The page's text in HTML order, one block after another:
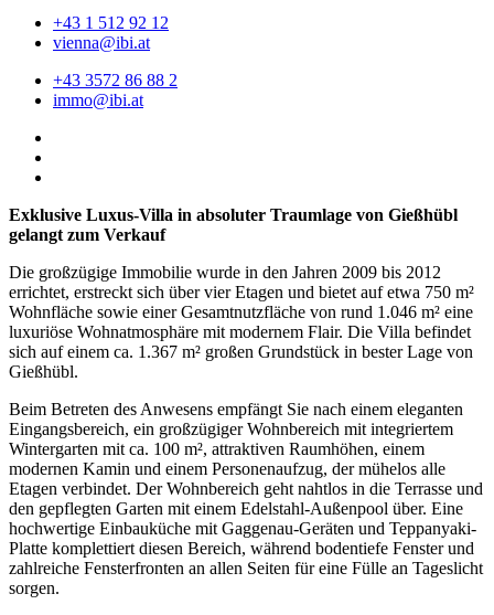
+43 1 512 92 12
vienna@ibi.at
+43 3572 86 88 2
immo@ibi.at
Exklusive Luxus-Villa in absoluter Traumlage von Gießhübl
gelangt zum Verkauf
Die großzügige Immobilie wurde in den Jahren 2009 bis 2012
errichtet, erstreckt sich über vier Etagen und bietet auf etwa 750 m²
Wohnfläche sowie einer Gesamtnutzfläche von rund 1.046 m² eine
luxuriöse Wohnatmosphäre mit modernem Flair. Die Villa befindet
sich auf einem ca. 1.367 m² großen Grundstück in bester Lage von
Gießhübl.
Beim Betreten des Anwesens empfängt Sie nach einem eleganten
Eingangsbereich, ein großzügiger Wohnbereich mit integriertem
Wintergarten mit ca. 100 m², attraktiven Raumhöhen, einem
modernen Kamin und einem Personenaufzug, der mühelos alle
Etagen verbindet. Der Wohnbereich geht nahtlos in die Terrasse und
den gepflegten Garten mit einem Edelstahl-Außenpool über. Eine
hochwertige Einbauküche mit Gaggenau-Geräten und Teppanyaki-
Platte komplettiert diesen Bereich, während bodentiefe Fenster und
zahlreiche Fensterfronten an allen Seiten für eine Fülle an Tageslicht
sorgen.